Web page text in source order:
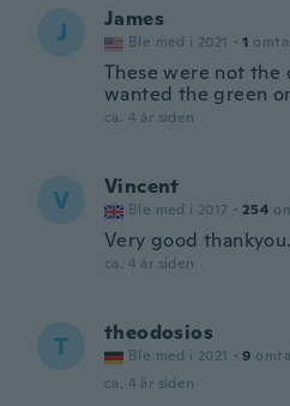
J James
Ble med i 2021 · 1
These were not the
wanted the green
ca. 4 år siden
V Vincent
Ble med i 2017 · 254
Very good thankyou.
ca. 4 år siden
T theodosios
Ble med i 2021 · 9
ca. 4 år siden